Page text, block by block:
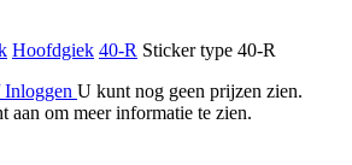
Hoofdgiek 40-R Sticker type 40-R
Inloggen U kunt nog geen prijzen zien.
aan om meer informatie te zien.